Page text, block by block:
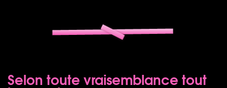
Selon toute vraisemblance tout